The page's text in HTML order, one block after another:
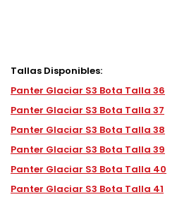
Tallas Disponibles:
Panter Glaciar S3 Bota Talla 36
Panter Glaciar S3 Bota Talla 37
Panter Glaciar S3 Bota Talla 38
Panter Glaciar S3 Bota Talla 39
Panter Glaciar S3 Bota Talla 40
Panter Glaciar S3 Bota Talla 41